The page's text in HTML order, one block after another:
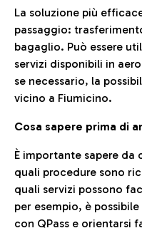
La soluzione più
passaggio:
bagaglio. Può essere
servizi disponibili in
se necessario, la
vicino a Fiumicino.
Cosa sapere prima di
È importante sapere
quali procedure sono
quali servizi possono
per esempio, è
con QPass e orientarsi